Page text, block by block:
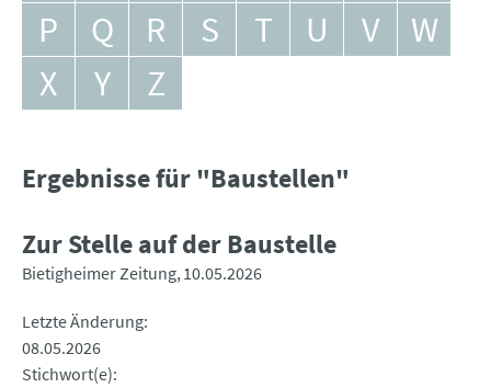
P
Q R S T U V
W
X
Y Z
Ergebnisse für "Baustellen"
Zur Stelle auf der Baustelle
Bietigheimer Zeitung 10.05.2026
Letzte Änderung
08.05.2026
Stichwort(e)